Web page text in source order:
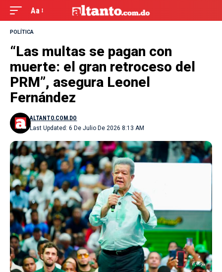
Aa
POLÍTICA
“Las multas se pagan con
muerte: el gran retroceso del
PRM”, asegura Leonel
Fernández
Last Updated: 6 De Julio De 2026 8:13 AM
ALTANTO.COM.DO